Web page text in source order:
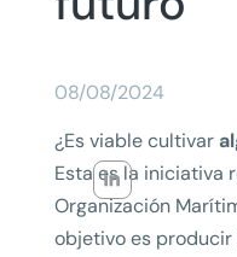
08/08/2024
¿Es viable cultivar
Esta es la iniciativa
Organización
objetivo es producir